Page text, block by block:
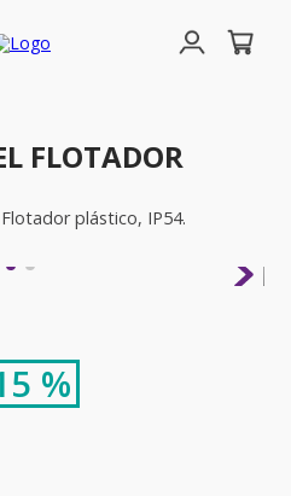
FLOTADOR
plástico, IP54.
%